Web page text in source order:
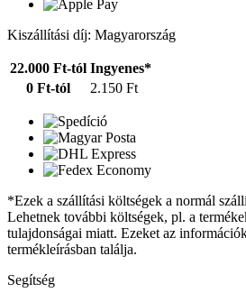
Kiszállítási díj: Magyarország
22.000 Ft-tól Ingyenes*
0 Ft-tól
2.150 Ft
*Ezek a szállítási költségek a normál
Lehetnek további költségek, pl. a
tulajdonságai miatt. Ezeket az
termékleírásban találja.
Segítség